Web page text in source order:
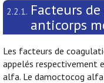
2.2.1. Facteurs
anticorps
Les facteurs de
appelés respectivement
alfa. Le damoctocog